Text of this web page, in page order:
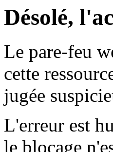
Désolé,
Le pare-feu
cette
jugée
L'erreur est
le blocage